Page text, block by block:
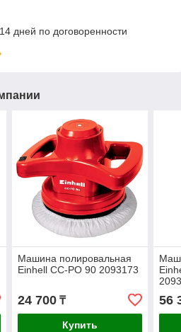
дней по договоренности
Машина полировальная
Einhell CC-PO 90 2093173
24 700₸
Купить
56